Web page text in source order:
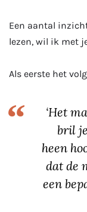
Een aantal
lezen, wil ik met
Als eerste het
‘Het
bril
heen
dat de
een